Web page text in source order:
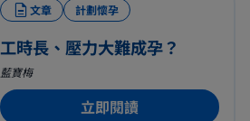
文章 計劃懷孕
工時長、壓力大難成孕？
藍寶梅
立即閱讀